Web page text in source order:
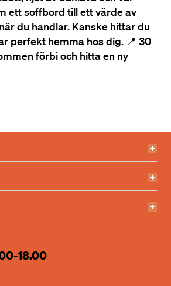
ett soffbord till ett värde av
du handlar. Kanske hittar du
perfekt hemma hos dig. 📍 30
förbi och hitta en ny
18.00